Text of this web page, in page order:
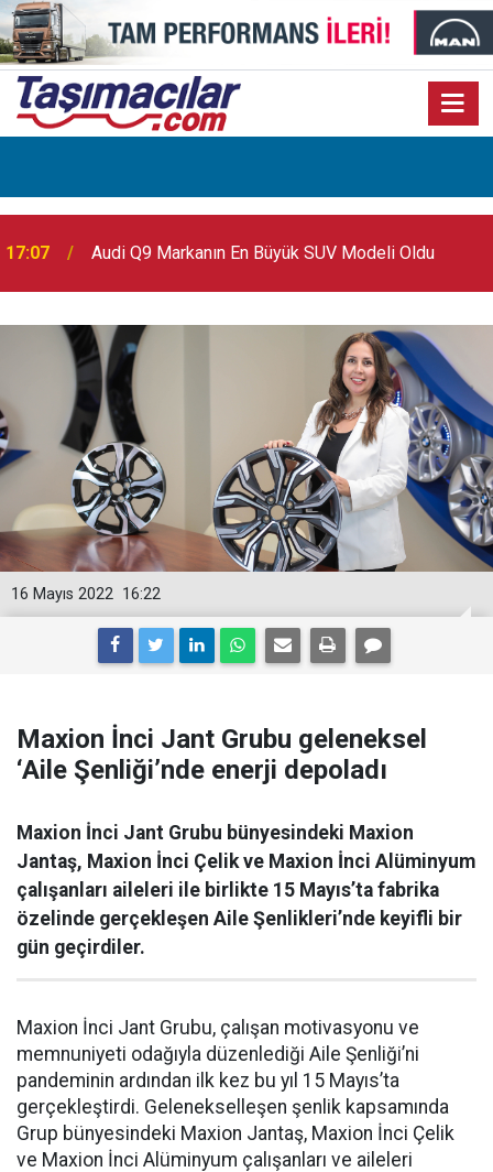
17:07 Audi Q9 Markanın En Büyük SUV Modeli Oldu
16:22
16 Mayıs 2022
Maxion İnci Jant Grubu geleneksel
‘Aile Şenliği’nde enerji depoladı
Maxion İnci Jant Grubu bünyesindeki Maxion
Jantaş, Maxion İnci Çelik ve Maxion İnci Alüminyum
çalışanları aileleri ile birlikte 15 Mayıs’ta fabrika
özelinde gerçekleşen Aile Şenlikleri’nde keyifli bir
gün geçirdiler.
Maxion İnci Jant Grubu, çalışan motivasyonu ve
memnuniyeti odağıyla düzenlediği Aile Şenliği’ni
pandeminin ardından ilk kez bu yıl 15 Mayıs’ta
gerçekleştirdi. Gelenekselleşen şenlik kapsamında
Grup bünyesindeki Maxion Jantaş, Maxion İnci Çelik
ve Maxion İnci Alüminyum çalışanları ve aileleri